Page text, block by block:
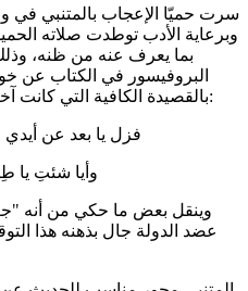
سرت حميّا الإعجاب بالمتنبي في
وبرعاية الأدب توطدت صلاته
بما يعرف عنه من ظنه،
البروفيسور في الكتاب عن
بالقصيدة الكافية التي كانت آخر ما كتبه من النصوص موردا منها:
فزل يا بعد عن
وأيا شئتِ يا
وينقل بعض ما حكي من أنه
عضد الدولة جال بذهنه هذا